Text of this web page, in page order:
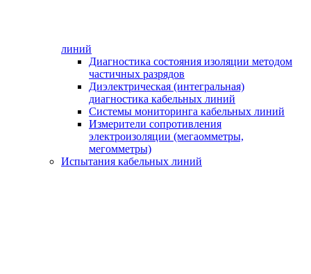
линий
Диагностика состояния изоляции методом
частичных разрядов
Диэлектрическая (интегральная)
диагностика кабельных линий
Системы мониторинга кабельных линий
Измерители сопротивления
электроизоляции (мегаомметры,
мегомметры)
Испытания кабельных линий